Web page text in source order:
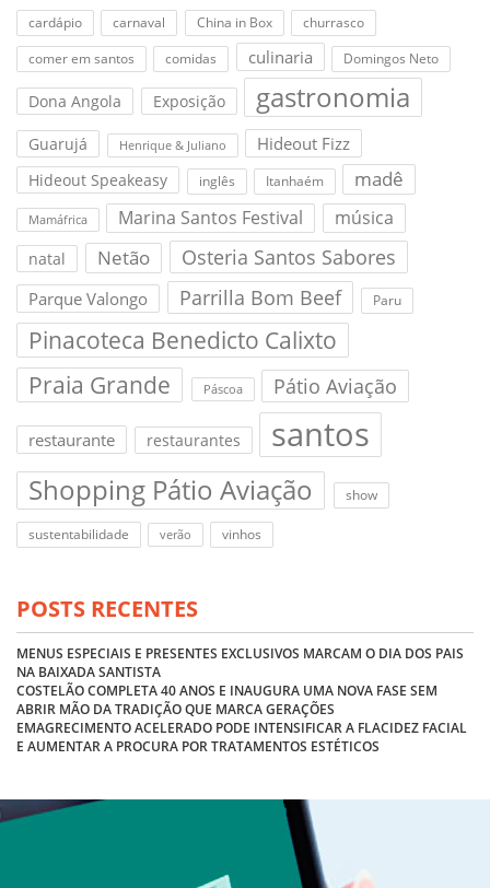
cardápio carnaval China in Box
churrasco
comer em santos
comidas culinaria Domingos Neto
Dona Angola Exposição gastronomia
Guarujá Henrique & Juliano Hideout Fizz
Hideout Speakeasy inglês Itanhaém madê
Mamáfrica Marina Santos Festival música
natal Netão Osteria Santos Sabores
Parque Valongo Parrilla Bom Beef Paru
Pinacoteca Benedicto Calixto
Praia Grande
Páscoa Pátio Aviação
restaurante restaurantes santos
Shopping Pátio Aviação show
sustentabilidade verão vinhos
POSTS RECENTES
MENUS ESPECIAIS E PRESENTES EXCLUSIVOS MARCAM O DIA DOS PAIS
NA BAIXADA SANTISTA
COSTELÃO COMPLETA 40 ANOS E INAUGURA UMA NOVA FASE SEM
ABRIR MÃO DA TRADIÇÃO QUE MARCA GERAÇÕES
EMAGRECIMENTO ACELERADO PODE INTENSIFICAR A FLACIDEZ FACIAL
E AUMENTAR A PROCURA POR TRATAMENTOS ESTÉTICOS